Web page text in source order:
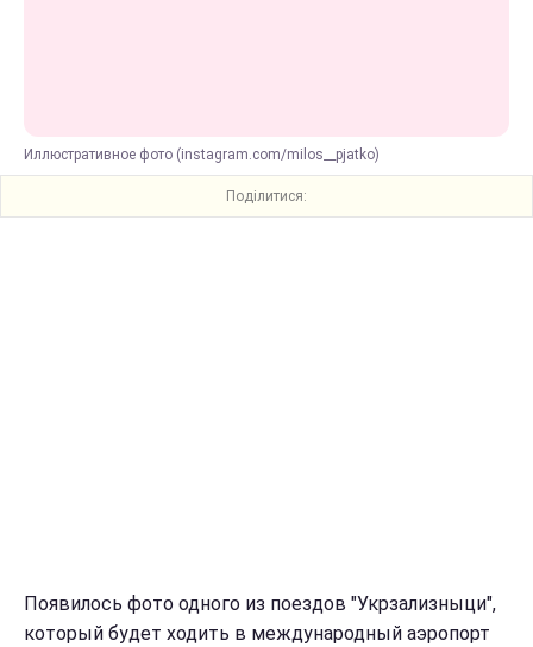
Иллюстративное фото (instagram.com/milos__pjatko)
Поділитися:
Появилось фото одного из поездов "Укрзализныци",
который будет ходить в международный аэропорт